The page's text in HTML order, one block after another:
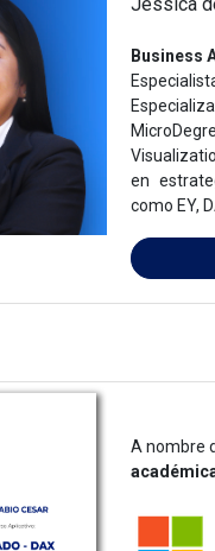
Business
en
como EY,
A nombre